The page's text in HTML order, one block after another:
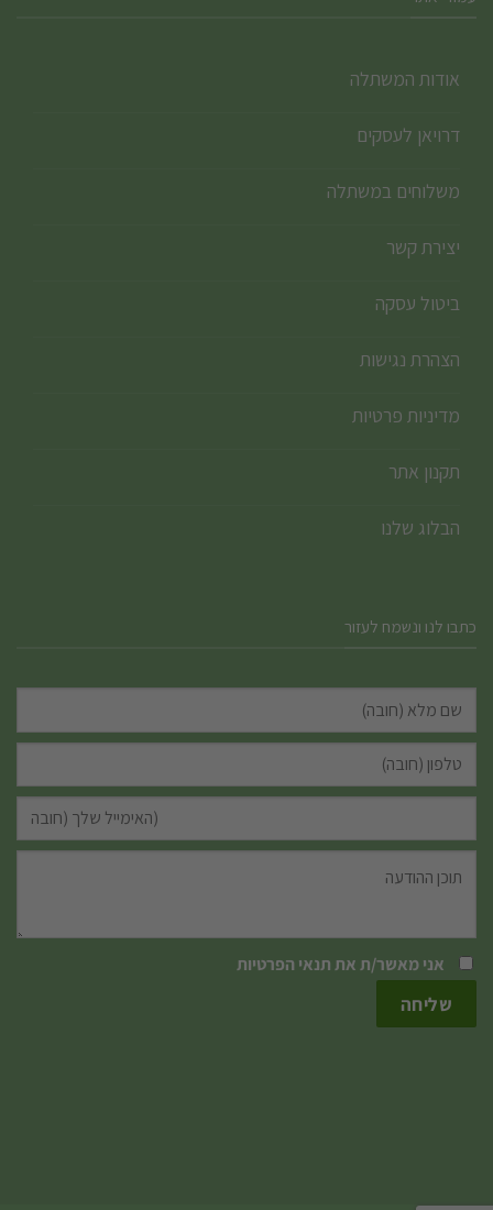
אודות המשתלה
דרויאן לעסקים
משלוחים במשתלה
יצירת קשר
ביטול עסקה
הצהרת נגישות
מדיניות פרטיות
תקנון אתר
הבלוג שלנו
כתבו לנו ונשמח לעזור
אני מאשר/ת אתתנאי הפרטיות